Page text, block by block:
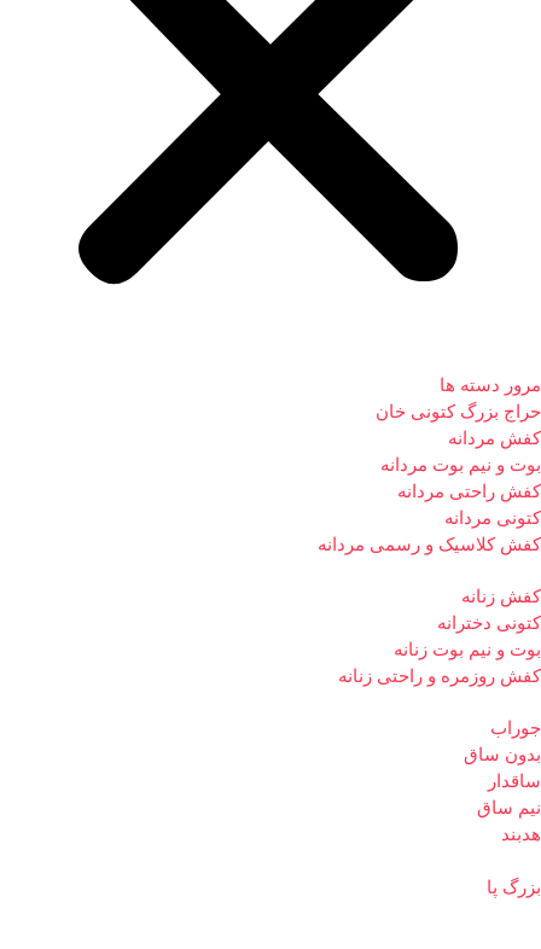
مرور دسته ها
حراج بزرگ کتونی خان
کفش مردانه
بوت و نیم بوت مردانه
کفش راحتی مردانه
کتونی مردانه
کفش کلاسیک و رسمی مردانه
کفش زنانه
کتونی دخترانه
بوت و نیم بوت زنانه
کفش روزمره و راحتی زنانه
جوراب
بدون ساق
ساقدار
نیم ساق
هدبند
بزرگ پا